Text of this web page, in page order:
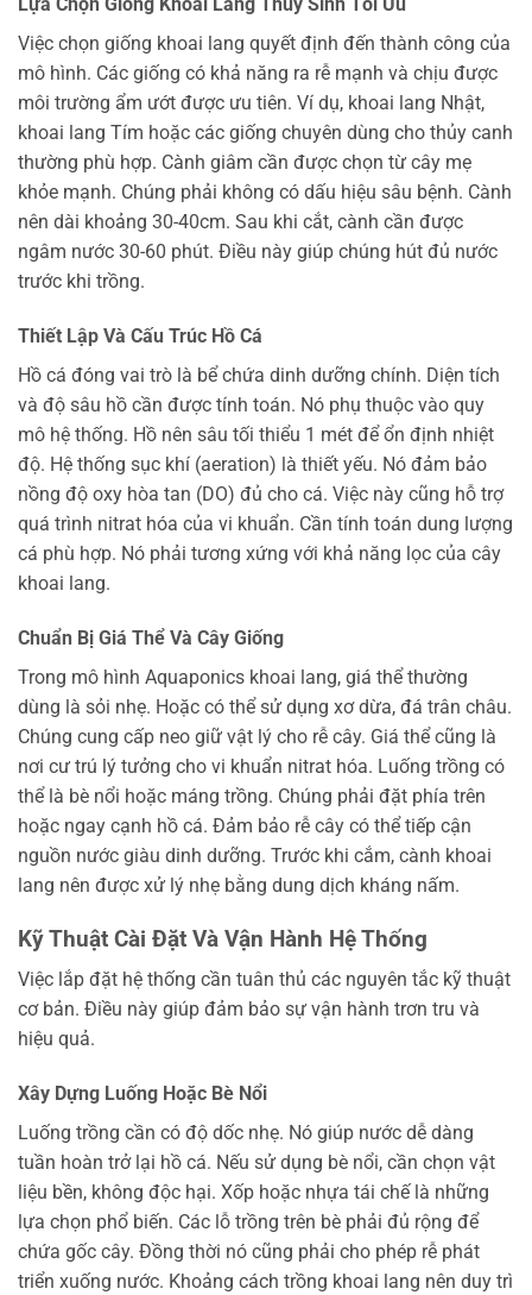
Việc chọn giống khoai lang quyết định đến thành công của
mô hình. Các giống có khả năng ra rễ mạnh và chịu được
môi trường ẩm ướt được ưu tiên. Ví dụ, khoai lang Nhật,
khoai lang Tím hoặc các giống chuyên dùng cho thủy canh
thường phù hợp. Cành giâm cần được chọn từ cây mẹ
khỏe mạnh. Chúng phải không có dấu hiệu sâu bệnh. Cành
nên dài khoảng 30-40cm. Sau khi cắt, cành cần được
ngâm nước 30-60 phút. Điều này giúp chúng hút đủ nước
trước khi trồng.
Thiết Lập Và Cấu Trúc Hồ Cá
Hồ cá đóng vai trò là bể chứa dinh dưỡng chính. Diện tích
và độ sâu hồ cần được tính toán. Nó phụ thuộc vào quy
mô hệ thống. Hồ nên sâu tối thiểu 1 mét để ổn định nhiệt
độ. Hệ thống sục khí (aeration) là thiết yếu. Nó đảm bảo
nồng độ oxy hòa tan (DO) đủ cho cá. Việc này cũng hỗ trợ
quá trình nitrat hóa của vi khuẩn. Cần tính toán dung lượng
cá phù hợp. Nó phải tương xứng với khả năng lọc của cây
khoai lang.
Chuẩn Bị Giá Thể Và Cây Giống
Trong mô hình Aquaponics khoai lang, giá thể thường
dùng là sỏi nhẹ. Hoặc có thể sử dụng xơ dừa, đá trân châu.
Chúng cung cấp neo giữ vật lý cho rễ cây. Giá thể cũng là
nơi cư trú lý tưởng cho vi khuẩn nitrat hóa. Luống trồng có
thể là bè nổi hoặc máng trồng. Chúng phải đặt phía trên
hoặc ngay cạnh hồ cá. Đảm bảo rễ cây có thể tiếp cận
nguồn nước giàu dinh dưỡng. Trước khi cắm, cành khoai
lang nên được xử lý nhẹ bằng dung dịch kháng nấm.
Kỹ Thuật Cài Đặt Và Vận Hành Hệ Thống
Việc lắp đặt hệ thống cần tuân thủ các nguyên tắc kỹ thuật
cơ bản. Điều này giúp đảm bảo sự vận hành trơn tru và
hiệu quả.
Xây Dựng Luống Hoặc Bè Nổi
Luống trồng cần có độ dốc nhẹ. Nó giúp nước dễ dàng
tuần hoàn trở lại hồ cá. Nếu sử dụng bè nổi, cần chọn vật
liệu bền, không độc hại. Xốp hoặc nhựa tái chế là những
lựa chọn phổ biến. Các lỗ trồng trên bè phải đủ rộng để
chứa gốc cây. Đồng thời nó cũng phải cho phép rễ phát
triển xuống nước. Khoảng cách trồng khoai lang nên duy trì